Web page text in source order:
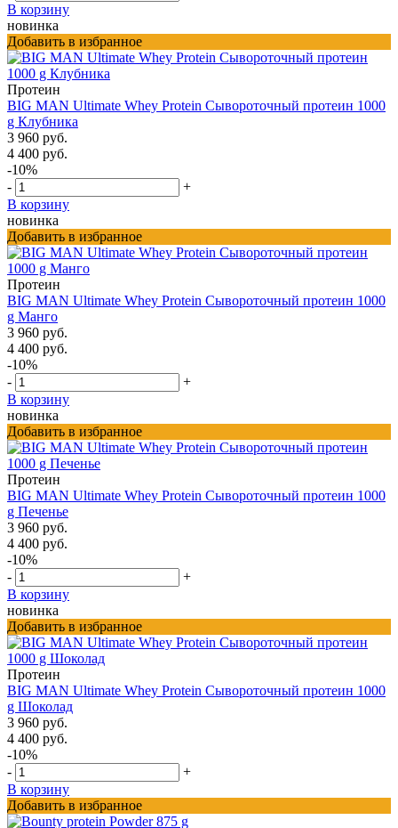
В корзину
новинка
Добавить в избранное
Протеин
BIG MAN Ultimate Whey Protein Сывороточный протеин 1000
g Клубника
3 960 руб.
4 400 руб.
-10%
-
+
В корзину
новинка
Добавить в избранное
Протеин
BIG MAN Ultimate Whey Protein Сывороточный протеин 1000
g Манго
3 960 руб.
4 400 руб.
-10%
-
+
В корзину
новинка
Добавить в избранное
Протеин
BIG MAN Ultimate Whey Protein Сывороточный протеин 1000
g Печенье
3 960 руб.
4 400 руб.
-10%
-
+
В корзину
новинка
Добавить в избранное
Протеин
BIG MAN Ultimate Whey Protein Сывороточный протеин 1000
g Шоколад
3 960 руб.
4 400 руб.
-10%
-
+
В корзину
Добавить в избранное